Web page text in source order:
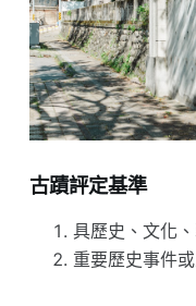
古蹟評定基準
具歷史、文化
重要歷史事件